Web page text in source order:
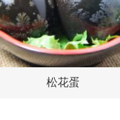
松花蛋